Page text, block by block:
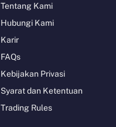
Tentang Kami
Hubungi Kami
Karir
FAQs
Kebijakan Privasi
Syarat dan Ketentuan
Trading Rules